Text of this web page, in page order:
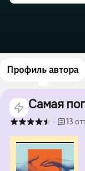
Профиль автора
Самая
· 13